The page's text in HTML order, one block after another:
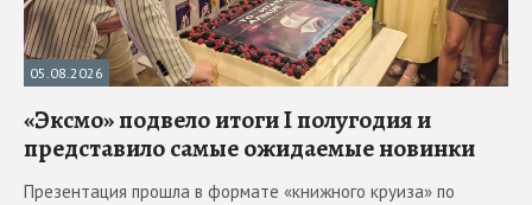
05.08.2026
«Эксмо» подвело итоги I полугодия и
представило самые ожидаемые новинки
Презентация прошла в формате «книжного круиза» по